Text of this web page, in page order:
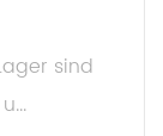
sind